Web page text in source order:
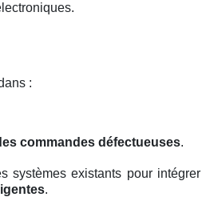
:
commandes défectueuses.
systèmes existants pour intégrer
.